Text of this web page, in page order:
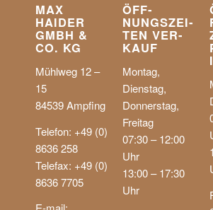
MAX
HAIDER
GMBH &
CO. KG
Mühlweg 12 –
15
84539 Ampfing
Telefon: +49 (0)
8636 258
Telefax: +49 (0)
8636 7705
ÖFF­
NUNGS­ZEI­
TEN VER­
KAUF
Montag,
Dienstag,
Donnerstag,
Freitag
07:30 – 12:00
Uhr
13:00 – 17:30
Uhr